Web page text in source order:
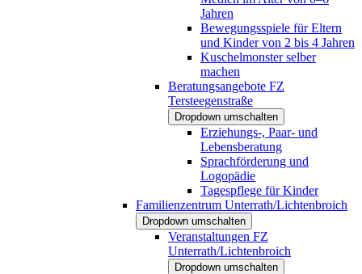
Jahren
Bewegungsspiele für Eltern
und Kinder von 2 bis 4 Jahren
Kuschelmonster selber
machen
Beratungsangebote FZ
Tersteegenstraße
Dropdown umschalten
Erziehungs-, Paar- und
Lebensberatung
Sprachförderung und
Logopädie
Tagespflege für Kinder
Familienzentrum Unterrath/Lichtenbroich
Dropdown umschalten
Veranstaltungen FZ
Unterrath/Lichtenbroich
Dropdown umschalten